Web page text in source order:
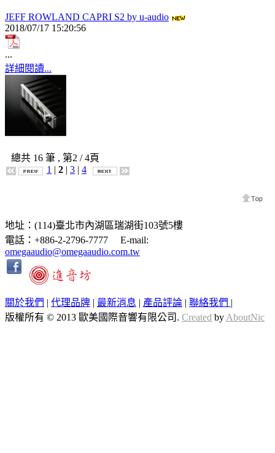
JEFF ROWLAND CAPRI S2 by u-audio
2018/07/17 15:20:56
...
詳細閱讀...
總共 16 筆 , 第2 / 4頁
1 | 2 | 3 | 4
地址：(114)臺北市內湖區瑞湖街103號5樓
電話：+886-2-2796-7777 E-mail:
omegaaudio@omegaaudio.com.tw
關於我們 | 代理品牌 | 最新消息 | 產品評論 | 聯絡我們 |
版權所有 © 2013 歐美國際音響有限公司. Created by AboutNic